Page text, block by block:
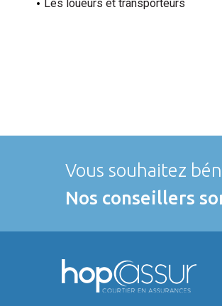
Les loueurs et transporteurs
Vous souhaitez
Nos conseillers